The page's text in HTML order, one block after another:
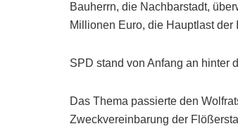
Bauherrn, die Nachbarstadt,
Millionen Euro, die Hauptlast der
SPD stand von Anfang an hinter
Das Thema passierte den
Zweckvereinbarung der